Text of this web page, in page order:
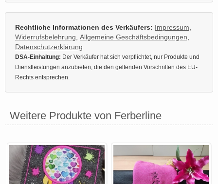
Rechtliche Informationen des Verkäufers: Impressum,
Widerrufsbelehrung, Allgemeine Geschäftsbedingungen,
Datenschutzerklärung
DSA-Einhaltung: Der Verkäufer hat sich verpflichtet, nur Produkte und
Dienstleistungen anzubieten, die den geltenden Vorschriften des EU-
Rechts entsprechen.
Weitere Produkte von Ferberline